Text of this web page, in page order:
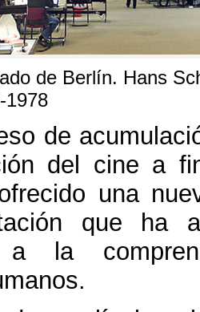
de Berlín. Hans
1978
de
del cine a
una
que ha
a la